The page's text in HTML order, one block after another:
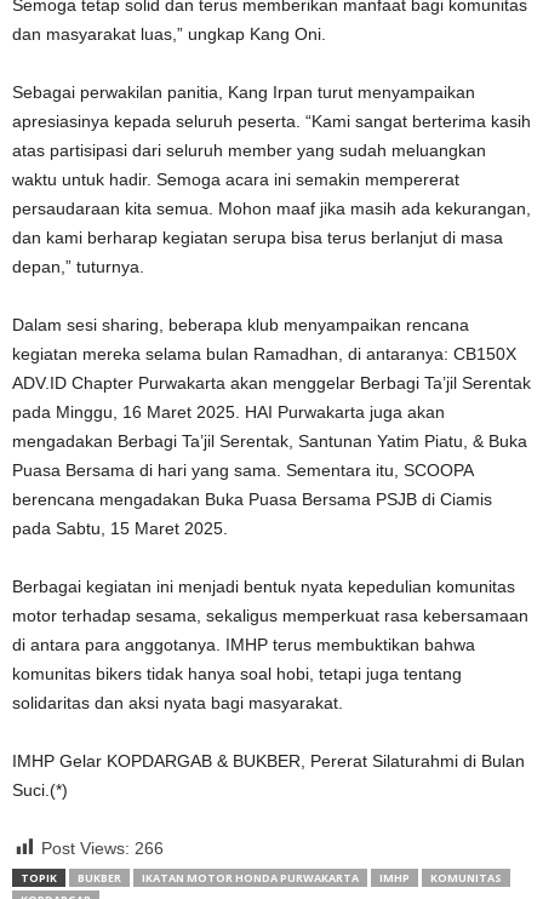
Semoga tetap solid dan terus memberikan manfaat bagi komunitas
dan masyarakat luas,” ungkap Kang Oni.
Sebagai perwakilan panitia, Kang Irpan turut menyampaikan
apresiasinya kepada seluruh peserta. “Kami sangat berterima kasih
atas partisipasi dari seluruh member yang sudah meluangkan
waktu untuk hadir. Semoga acara ini semakin mempererat
persaudaraan kita semua. Mohon maaf jika masih ada kekurangan,
dan kami berharap kegiatan serupa bisa terus berlanjut di masa
depan,” tuturnya.
Dalam sesi sharing, beberapa klub menyampaikan rencana
kegiatan mereka selama bulan Ramadhan, di antaranya: CB150X
ADV.ID Chapter Purwakarta akan menggelar Berbagi Ta’jil Serentak
pada Minggu, 16 Maret 2025. HAI Purwakarta juga akan
mengadakan Berbagi Ta’jil Serentak, Santunan Yatim Piatu, & Buka
Puasa Bersama di hari yang sama. Sementara itu, SCOOPA
berencana mengadakan Buka Puasa Bersama PSJB di Ciamis
pada Sabtu, 15 Maret 2025.
Berbagai kegiatan ini menjadi bentuk nyata kepedulian komunitas
motor terhadap sesama, sekaligus memperkuat rasa kebersamaan
di antara para anggotanya. IMHP terus membuktikan bahwa
komunitas bikers tidak hanya soal hobi, tetapi juga tentang
solidaritas dan aksi nyata bagi masyarakat.
IMHP Gelar KOPDARGAB & BUKBER, Pererat Silaturahmi di Bulan
Suci.(*)
Post Views: 266
TOPIK BUKBER IKATAN MOTOR HONDA PURWAKARTA IMHP
KOMUNITAS